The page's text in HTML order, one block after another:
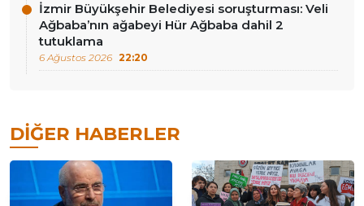
İzmir Büyükşehir Belediyesi soruşturması: Veli
Ağbaba’nın ağabeyi Hür Ağbaba dahil 2
tutuklama
6 Ağustos 2026 22:20
DIĞER HABERLER